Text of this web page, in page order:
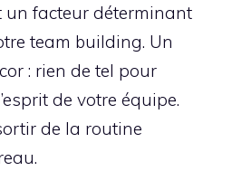
un facteur déterminant
team building. Un
: rien de tel pour
de votre équipe.
de la routine